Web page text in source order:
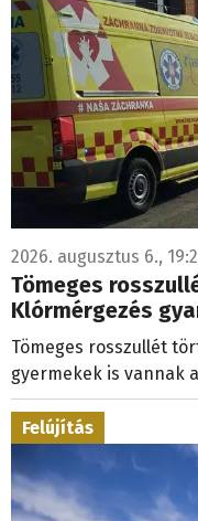
2026. augusztus 6.,
Tömeges
Klórmérgezés
Tömeges rosszullét
gyermekek is vannak
Felújítás